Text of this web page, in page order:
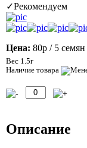
✓Рекомендуем
Цена: 80р / 5 семян
Вес 1.5г
Наличие товара
Описание